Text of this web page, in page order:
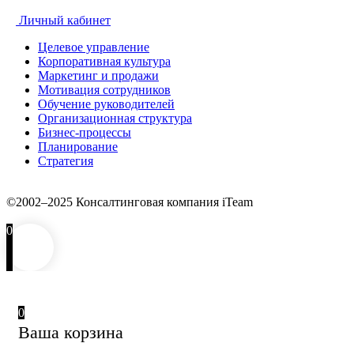
Личный кабинет
Целевое управление
Корпоративная культура
Маркетинг и продажи
Мотивация сотрудников
Обучение руководителей
Организационная структура
Бизнес-процессы
Планирование
Стратегия
©2002–2025 Консалтинговая компания iTeam
0
0
Ваша корзина